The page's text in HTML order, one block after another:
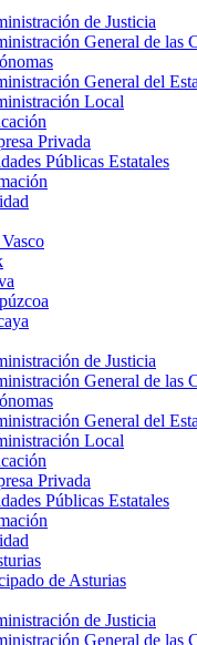
de Justicia
General de las
General del
Local
Privada
Públicas Estatales
de Justicia
General de las
General del
Local
Privada
Públicas Estatales
de Asturias
de Justicia
General de las